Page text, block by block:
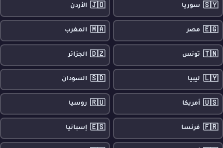
🇸🇾 سوريا 🇯🇴 الأردن
🇪🇬 مصر 🇲🇦 المغرب
🇹🇳 تونس 🇩🇿 الجزائر
🇱🇾 ليبيا 🇸🇩 السودان
🇺🇸 أمريكا 🇷🇺 روسيا
🇫🇷 فرنسا 🇪🇸 إسبانيا